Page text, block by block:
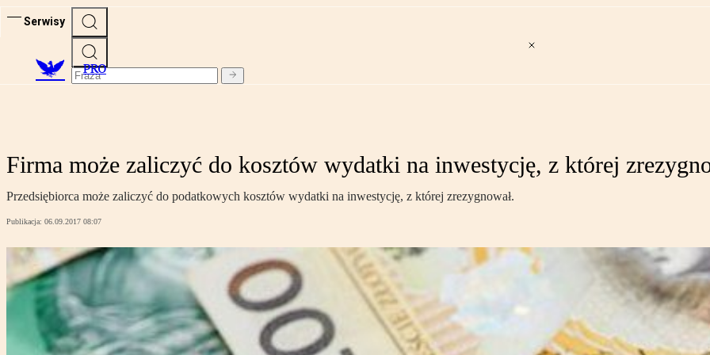
Serwisy
PRO
Firma może zaliczyć do kosztów wydatki na inwestycję, z której
Przedsiębiorca może zaliczyć do podatkowych kosztów wydatki na inwestycję, z której zrezygnował.
Publikacja: 06.09.2017 08:07